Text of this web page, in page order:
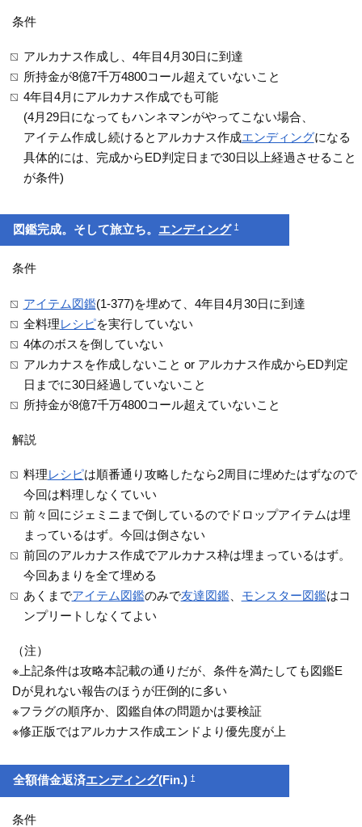
条件
アルカナス作成し、4年目4月30日に到達
所持金が8億7千万4800コール超えていないこと
4年目4月にアルカナス作成でも可能
(4月29日になってもハンネマンがやってこない場合、
アイテム作成し続けるとアルカナス作成エンディングになる
具体的には、完成からED判定日まで30日以上経過させること
が条件)
図鑑完成。そして旅立ち。 エンディング †
条件
アイテム図鑑(1-377)を埋めて、4年目4月30日に到達
全料理レシピを実行していない
4体のボスを倒していない
アルカナスを作成しないこと or アルカナス作成からED判定
日までに30日経過していないこと
所持金が8億7千万4800コール超えていないこと
解説
料理レシピは順番通り攻略したなら2周目に埋めたはずなので
今回は料理しなくていい
前々回にジェミニまで倒しているのでドロップアイテムは埋
まっているはず。今回は倒さない
前回のアルカナス作成でアルカナス枠は埋まっているはず。
今回あまりを全て埋める
あくまでアイテム図鑑のみで友達図鑑、 モンスター図鑑はコ
ンプリートしなくてよい
（注）
※上記条件は攻略本記載の通りだが、条件を満たしても図鑑E
Dが見れない報告のほうが圧倒的に多い
※フラグの順序か、図鑑自体の問題かは要検証
※修正版ではアルカナス作成エンドより優先度が上
全額借金返済エンディング(Fin.)†
条件